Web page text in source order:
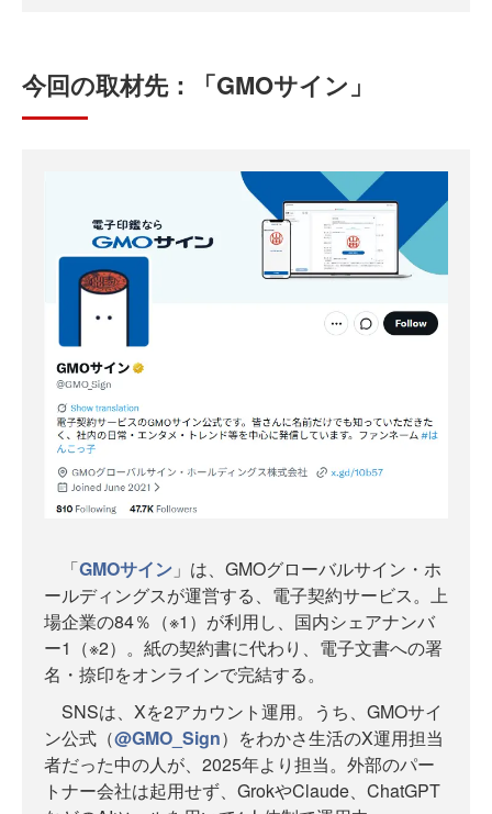
今回の取材先：「GMOサイン」
「GMOサイン 」は、GMOグローバルサイン・ホ
ールディングスが運営する、電子契約サービス。上
場企業の84％（※1）が利用し、国内シェアナンバ
ー1（※2）。紙の契約書に代わり、電子文書への署
名・捺印をオンラインで完結する。
SNSは、Xを2アカウント運用。うち、GMOサイ
ン公式（@GMO_Sign）をわかさ生活のX運用担当
者だった中の人が、2025年より担当。外部のパー
トナー会社は起用せず、GrokやClaude、ChatGPT